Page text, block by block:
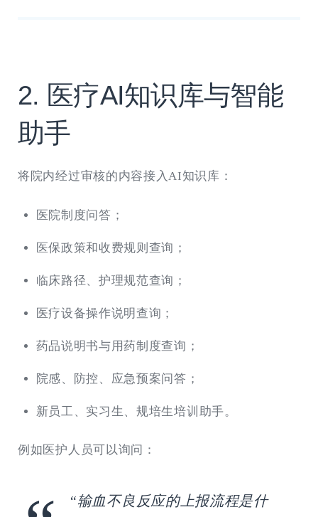
2. 医疗AI知识库与智能
助手
将院内经过审核的内容接入AI知识库：
医院制度问答；
医保政策和收费规则查询；
临床路径、护理规范查询；
医疗设备操作说明查询；
药品说明书与用药制度查询；
院感、防控、应急预案问答；
新员工、实习生、规培生培训助手。
例如医护人员可以询问：
“输血不良反应的上报流程是什